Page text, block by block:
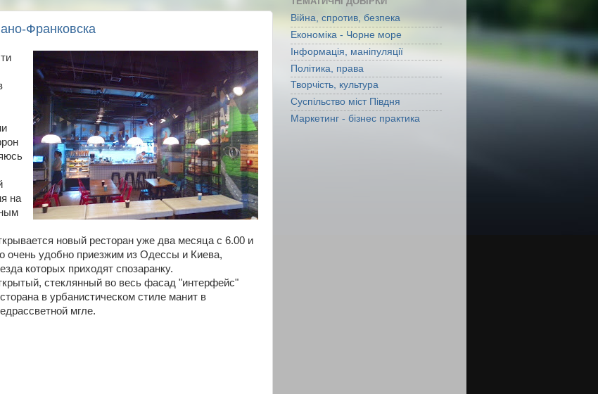
Франковска
на
новый ресторан уже два месяца с 6.00 и
очень удобно приезжим из Одессы и Киева,
которых приходят спозаранку.
стеклянный во весь фасад "интерфейс"
в урбанистическом стиле манит в
мгле.
Війна, спротив, безпека
Економіка - Чорне море
Інформація, маніпуляції
Політика, права
Творчість, культура
Суспільство міст Півдня
Маркетинг - бізнес практика